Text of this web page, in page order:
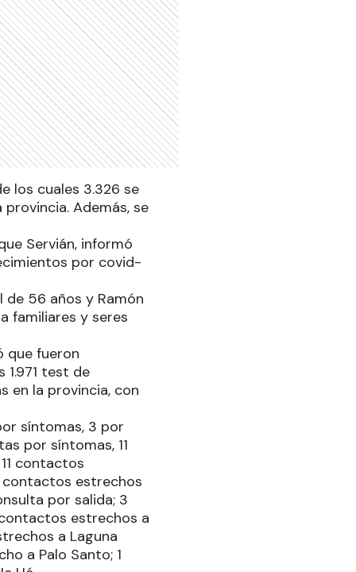
los cuales 3.326 se
Además, se
Servián, informó
por covid-
de 56 años y Ramón
familiares y seres
que fueron
test de
en la provincia, con
síntomas, 3 por
por síntomas, 11
contactos
contactos estrechos
por salida; 3
estrechos a
a Laguna
a Palo Santo; 1